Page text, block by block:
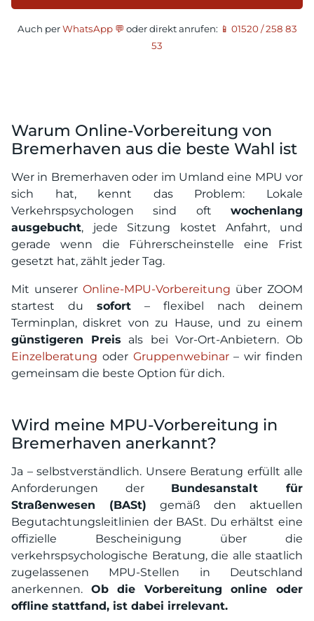
Auch perWhatsApp 💬 oder direkt anrufen: 📱 01520 / 258 83
53
Warum Online-Vorbereitung von
Bremerhaven aus die beste Wahl ist
Wer in Bremerhaven oder im Umland eine MPU vor
sich hat, kennt das Problem: Lokale
Verkehrspsychologen sind oft wochenlang
ausgebucht, jede Sitzung kostet Anfahrt, und
gerade wenn die Führerscheinstelle eine Frist
gesetzt hat, zählt jeder Tag.
Mit unserer Online-MPU-Vorbereitung über ZOOM
startest du sofort – flexibel nach deinem
Terminplan, diskret von zu Hause, und zu einem
günstigeren Preis als bei Vor-Ort-Anbietern. Ob
Einzelberatung oder Gruppenwebinar– wir finden
gemeinsam die beste Option für dich.
Wird meine MPU-Vorbereitung in
Bremerhaven anerkannt?
Ja – selbstverständlich. Unsere Beratung erfüllt alle
Anforderungen der Bundesanstalt für
Straßenwesen (BASt) gemäß den aktuellen
Begutachtungsleitlinien der BASt. Du erhältst eine
offizielle Bescheinigung über die
verkehrspsychologische Beratung, die alle staatlich
zugelassenen MPU-Stellen in Deutschland
anerkennen. Ob die Vorbereitung online oder
offline stattfand, ist dabei irrelevant.